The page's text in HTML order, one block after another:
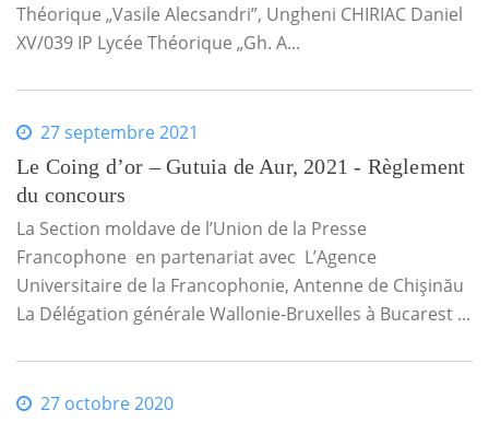
Théorique „Vasile Alecsandri”, Ungheni CHIRIAC Daniel
XV/039 IP Lycée Théorique „Gh. A...
27 septembre 2021
Le Coing d’or – Gutuia de Aur, 2021 - Règlement
du concours
La Section moldave de l’Union de la Presse
Francophone en partenariat avec L’Agence
Universitaire de la Francophonie, Antenne de Chişinău
La Délégation générale Wallonie-Bruxelles à Bucarest ...
27 octobre 2020